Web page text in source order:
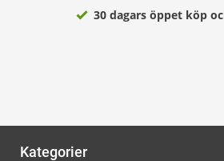
30 dagars öppet köp
Kategorier